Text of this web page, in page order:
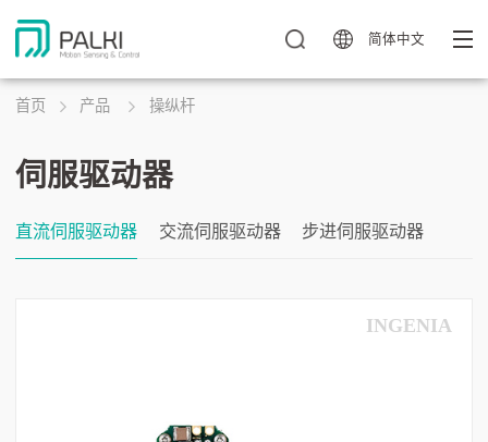
简体中文
首页 产品 操纵杆
伺服驱动器
直流伺服驱动器 交流伺服驱动器 步进伺服驱动器
INGENIA